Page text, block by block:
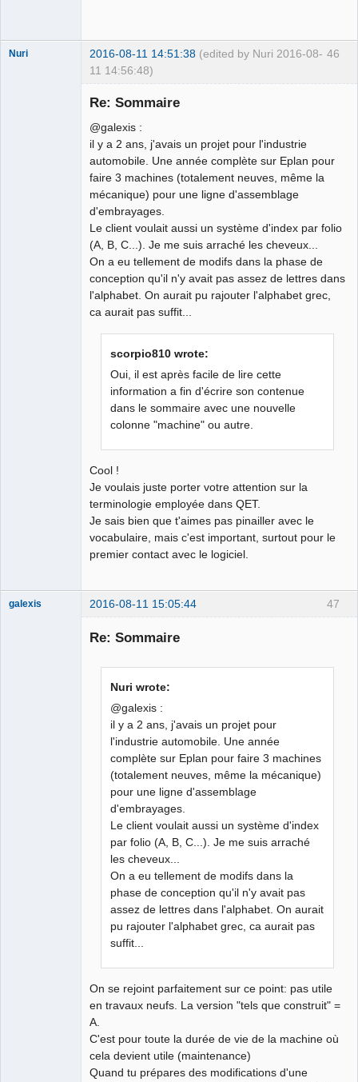
46
Nuri 2016-08-11 14:51:38 (edited by Nuri 2016-08-
11 14:56:48)
Re: Sommaire
@galexis :
il y a 2 ans, j'avais un projet pour l'industrie
automobile. Une année complète sur Eplan pour
faire 3 machines (totalement neuves, même la
mécanique) pour une ligne d'assemblage
d'embrayages.
Le client voulait aussi un système d'index par folio
(A, B, C...). Je me suis arraché les cheveux...
On a eu tellement de modifs dans la phase de
conception qu'il n'y avait pas assez de lettres dans
l'alphabet. On aurait pu rajouter l'alphabet grec,
ca aurait pas suffit...
scorpio810 wrote:
Oui, il est après facile de lire cette
information a fin d'écrire son contenue
dans le sommaire avec une nouvelle
colonne "machine" ou autre.
Cool !
Je voulais juste porter votre attention sur la
terminologie employée dans QET.
Je sais bien que t'aimes pas pinailler avec le
vocabulaire, mais c'est important, surtout pour le
premier contact avec le logiciel.
47
galexis 2016-08-11 15:05:44
Re: Sommaire
Nuri wrote:
@galexis :
il y a 2 ans, j'avais un projet pour
l'industrie automobile. Une année
complète sur Eplan pour faire 3 machines
(totalement neuves, même la mécanique)
pour une ligne d'assemblage
d'embrayages.
Le client voulait aussi un système d'index
par folio (A, B, C...). Je me suis arraché
les cheveux...
On a eu tellement de modifs dans la
phase de conception qu'il n'y avait pas
assez de lettres dans l'alphabet. On aurait
pu rajouter l'alphabet grec, ca aurait pas
suffit...
On se rejoint parfaitement sur ce point: pas utile
en travaux neufs. La version "tels que construit" =
A.
C'est pour toute la durée de vie de la machine où
cela devient utile (maintenance)
Quand tu prépares des modifications d'une